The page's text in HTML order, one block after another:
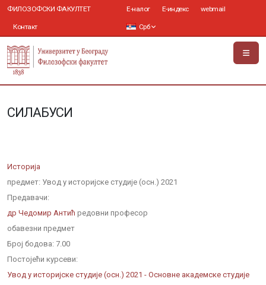
ФИЛОЗОФСКИ ФАКУЛТЕТ
Контакт
Е-налог Е-индекс webmail
Срб
СИЛАБУСИ
Историја
предмет: Увод у историјске студије (осн.) 2021
Предавачи:
др Чедомир Антић редовни професор
обавезни предмет
Број бодова: 7.00
Постојећи курсеви:
Увод у историјске студије (осн.) 2021 - Основне академске студије